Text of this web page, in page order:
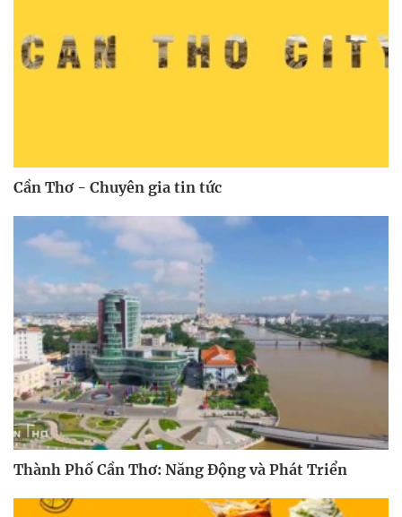
Cần Thơ - Chuyên gia tin tức
Thành Phố Cần Thơ: Năng Động và Phát Triển